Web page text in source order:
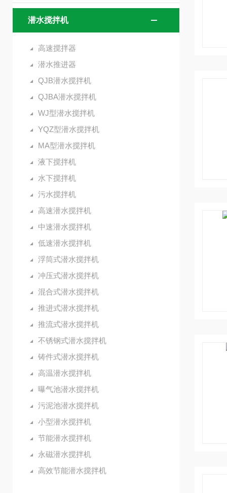
潜水搅拌机
高速搅拌器
潜水推进器
QJB潜水搅拌机
QJBA潜水搅拌机
WJ型潜水搅拌机
YQZ型潜水搅拌机
MA型潜水搅拌机
液下搅拌机
水下搅拌机
污水搅拌机
高速潜水搅拌机
中速潜水搅拌机
低速潜水搅拌机
浮筒式潜水搅拌机
冲压式潜水搅拌机
混合式潜水搅拌机
推进式潜水搅拌机
推流式潜水搅拌机
不锈钢式潜水搅拌机
铸件式潜水搅拌机
高温潜水搅拌机
曝气池潜水搅拌机
污泥池潜水搅拌机
小型潜水搅拌机
节能潜水搅拌机
永磁潜水搅拌机
高效节能潜水搅拌机